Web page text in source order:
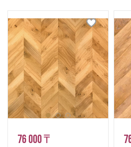
76 000 ₸